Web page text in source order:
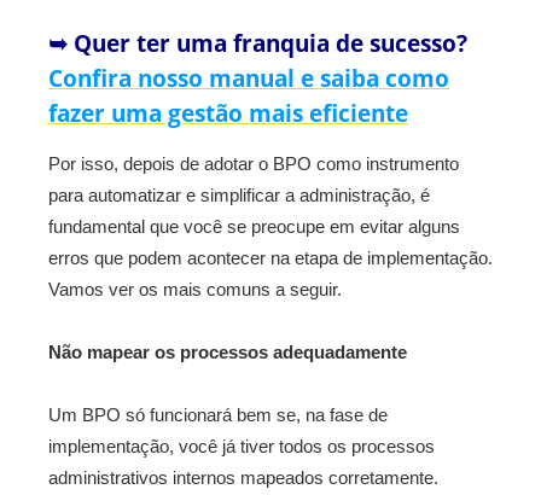
➥ Quer ter uma franquia de sucesso?
Confira nosso manual e saiba como
fazer uma gestão mais eficiente
Por isso, depois de adotar o BPO como instrumento
para automatizar e simplificar a administração, é
fundamental que você se preocupe em evitar alguns
erros que podem acontecer na etapa de implementação.
Vamos ver os mais comuns a seguir.
Não mapear os processos adequadamente
Um BPO só funcionará bem se, na fase de
implementação, você já tiver todos os processos
administrativos internos mapeados corretamente.